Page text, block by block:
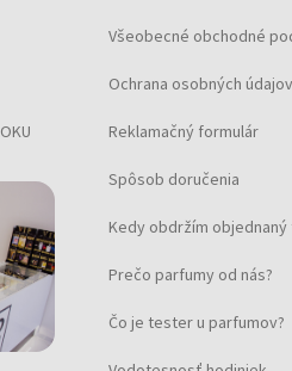
Všeobecné obchodné
Ochrana osobných údajov
Reklamačný formulár
Spôsob doručenia
Kedy obdržím objednaný
Prečo parfumy od nás?
Čo je tester u parfumov?